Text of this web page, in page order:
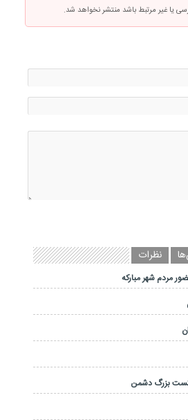
یا غیر مرتبط باشد منتشر نخواهد شد.
نظرات
مردم شهر مبارکه
بزرگ دشمن